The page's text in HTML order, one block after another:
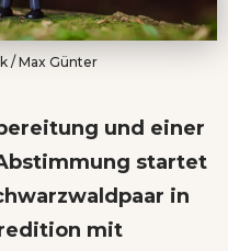
/ Max Günter
und einer
startet
in
mit